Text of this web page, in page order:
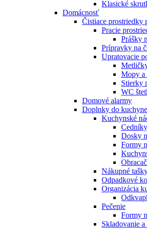
Klasické
Domácnosť
Čistiace prostriedky
Pracie
Prášky
Prípravky na
Upratovacie
Mopy a
Stierky
WC
Domové alarmy
Doplnky do kuchyne
Kuchynské
Cedníky
Dosky
Formy
Nákupné
Odpadkové
Organizácia
Pečenie
Formy
Skladovanie